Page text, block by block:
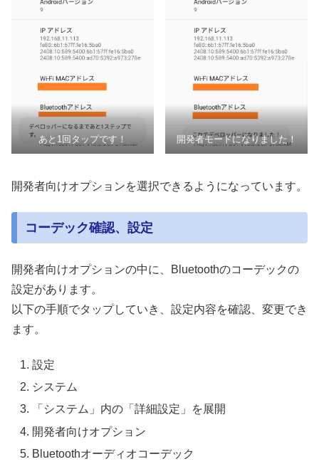
あと1回タップです！ 開発者モードになりました！
開発者向けオプションを選択できるようになっています。
コーデック確認、設定
開発者向けオプションの中に、Bluetoothのコーデックの
設定があります。
以下の手順でタップしていき、設定内容を確認、変更でき
ます。
設定
システム
「システム」内の「詳細設定」を展開
開発者向けオプション
Bluetoothオーディオコーデック